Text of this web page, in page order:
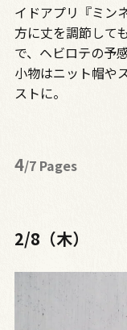
イドアプリ『ミン
方に丈を調節して
で、ヘビロテの予
小物はニット帽や
ストに。
4/7 Pages
2/8（木）